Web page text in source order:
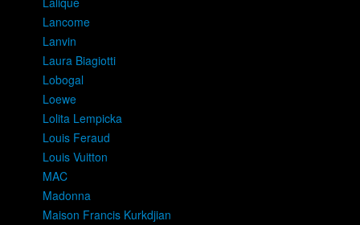
Lancome
Lanvin
Laura Biagiotti
Lobogal
Loewe
Lolita Lempicka
Louis Feraud
Louis Vuitton
MAC
Madonna
Maison Francis Kurkdjian